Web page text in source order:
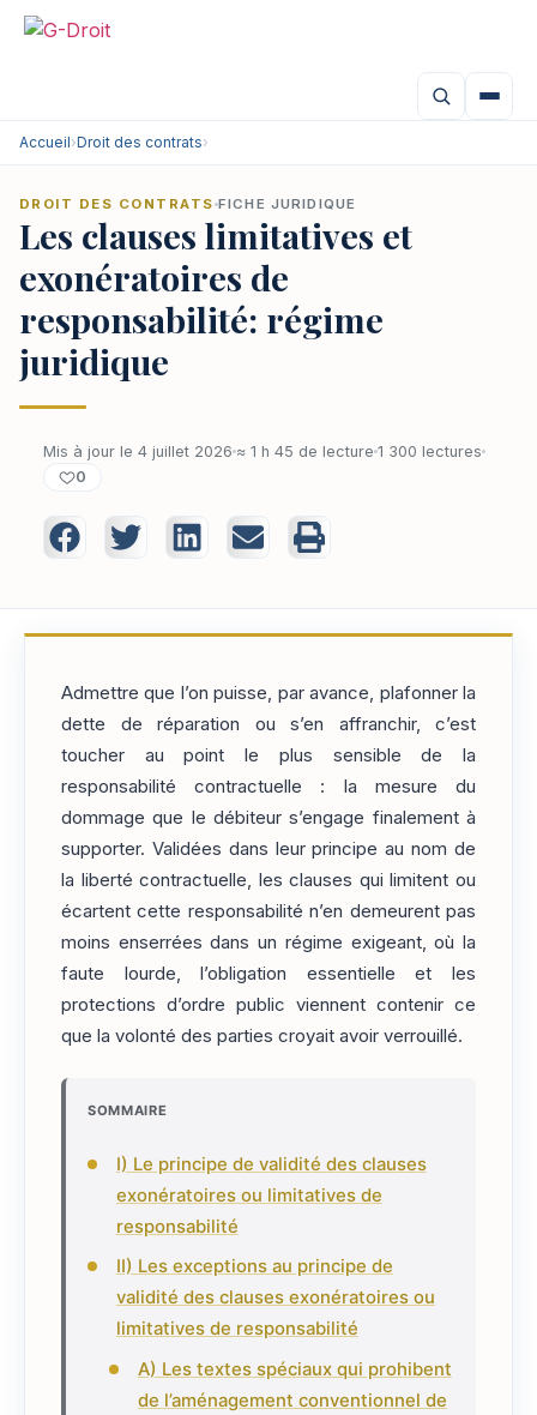
Accueil›Droit des contrats›
DROIT DES CONTRATS FICHE JURIDIQUE
Les clauses limitatives et
exonératoires de
responsabilité: régime
juridique
Mis à jour le 4 juillet 2026 ≈ 1 h 45 de lecture 1 300 lectures
0
Admettre que l’on puisse, par avance, plafonner la
dette de réparation ou s’en affranchir, c’est
toucher au point le plus sensible de la
responsabilité contractuelle : la mesure du
dommage que le débiteur s’engage finalement à
supporter. Validées dans leur principe au nom de
la liberté contractuelle, les clauses qui limitent ou
écartent cette responsabilité n’en demeurent pas
moins enserrées dans un régime exigeant, où la
faute lourde, l’obligation essentielle et les
protections d’ordre public viennent contenir ce
que la volonté des parties croyait avoir verrouillé.
SOMMAIRE
I) Le principe de validité des clauses
exonératoires ou limitatives de
responsabilité
II) Les exceptions au principe de
validité des clauses exonératoires ou
limitatives de responsabilité
A) Les textes spéciaux qui prohibent
de l’aménagement conventionnel de